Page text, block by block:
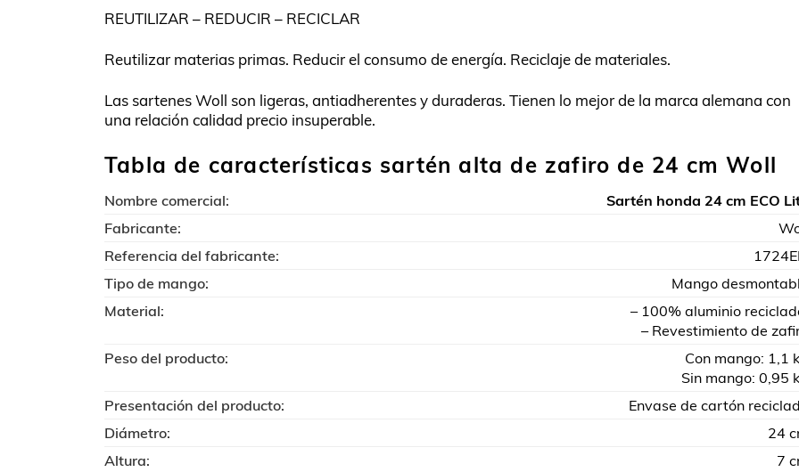
REUTILIZAR – REDUCIR – RECICLAR
Reutilizar materias primas. Reducir el consumo de energía. Reciclaje de materiales.
Las sartenes Woll son ligeras, antiadherentes y duraderas. Tienen lo mejor de la marca alemana con
una relación calidad precio insuperable.
Tabla de características sartén alta de zafiro de 24 cm Woll
Nombre comercial:
Sartén honda 24 cm ECO
Fabricante:
Referencia del fabricante:
Tipo de mango:
Mango
Material:
– 100% aluminio
– Revestimiento de
Peso del producto:
Con mango: 1,1
Sin mango: 0,95
Presentación del producto:
Envase de cartón
Diámetro:
24
Altura:
7